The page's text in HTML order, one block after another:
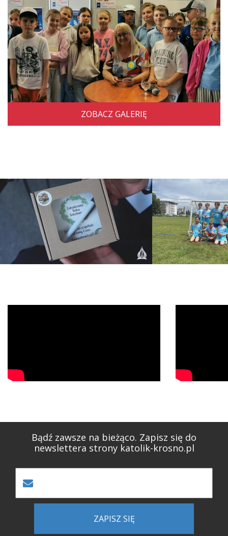
ZOBACZ GALERIĘ
Bądź zawsze na bieżąco. Zapisz się do
newslettera strony katolik-krosno.pl
ZAPISZ SIĘ